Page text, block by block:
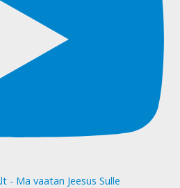
- Ma vaatan Jeesus Sulle